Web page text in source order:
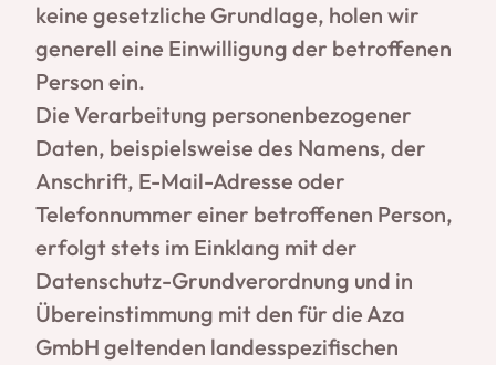
keine gesetzliche Grundlage, holen wir
generell eine Einwilligung der betroffenen
Person ein.
Die Verarbeitung personenbezogener
Daten, beispielsweise des Namens, der
Anschrift, E-Mail-Adresse oder
Telefonnummer einer betroffenen Person,
erfolgt stets im Einklang mit der
Datenschutz-Grundverordnung und in
Übereinstimmung mit den für die Aza
GmbH geltenden landesspezifischen